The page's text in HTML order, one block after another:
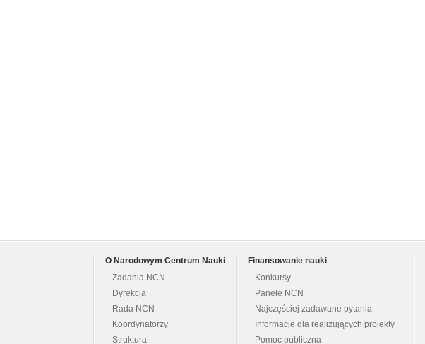
O Narodowym Centrum Nauki
Zadania NCN
Dyrekcja
Rada NCN
Koordynatorzy
Struktura
Finansowanie nauki
Konkursy
Panele NCN
Najczęściej zadawane pytania
Informacje dla realizujących projekty
Pomoc publiczna